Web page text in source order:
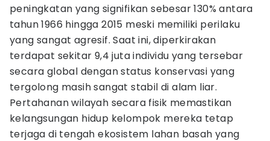
peningkatan yang signifikan sebesar 130% antara
tahun 1966 hingga 2015 meski memiliki perilaku
yang sangat agresif. Saat ini, diperkirakan
terdapat sekitar 9,4 juta individu yang tersebar
secara global dengan status konservasi yang
tergolong masih sangat stabil di alam liar.
Pertahanan wilayah secara fisik memastikan
kelangsungan hidup kelompok mereka tetap
terjaga di tengah ekosistem lahan basah yang